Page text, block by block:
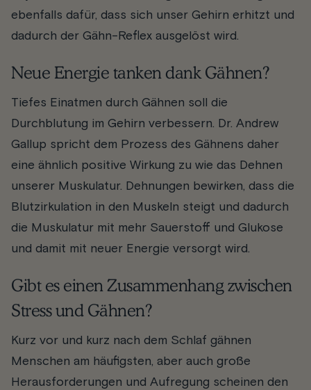
ebenfalls dafür, dass sich unser Gehirn erhitzt und
dadurch der Gähn-Reflex ausgelöst wird.
Neue Energie tanken dank Gähnen?
Tiefes Einatmen durch Gähnen soll die
Durchblutung im Gehirn verbessern. Dr. Andrew
Gallup spricht dem Prozess des Gähnens daher
eine ähnlich positive Wirkung zu wie das Dehnen
unserer Muskulatur. Dehnungen bewirken, dass die
Blutzirkulation in den Muskeln steigt und dadurch
die Muskulatur mit mehr Sauerstoff und Glukose
und damit mit neuer Energie versorgt wird.
Gibt es einen Zusammenhang zwischen
Stress und Gähnen?
Kurz vor und kurz nach dem Schlaf gähnen
Menschen am häufigsten, aber auch große
Herausforderungen und Aufregung scheinen den